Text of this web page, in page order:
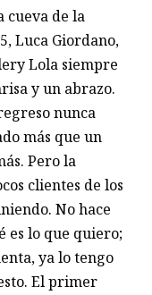
cueva de la
Luca Giordano,
Lola siempre
y un abrazo.
nunca
más que un
Pero la
clientes de los
No hace
es lo que quiero;
ya lo tengo
El primer